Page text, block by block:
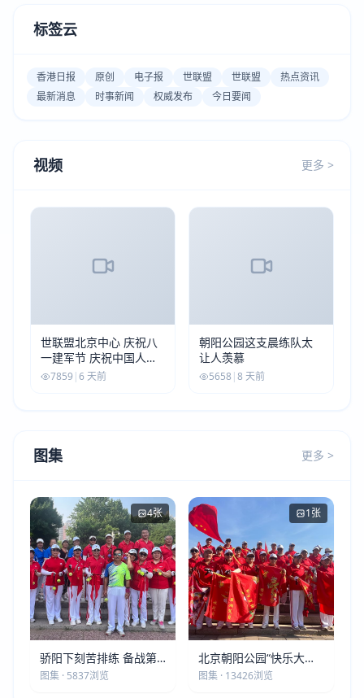
标签云
香港日报 原创 电子报 世联盟 世联盟
热点资讯
最新消息
时事新闻 权威发布 今日要闻
视频 更多 >
世联盟北京中心 庆祝八
一建军节 庆祝中国人民
解放军建军99周年
7859 |6 天前
朝阳公园这支晨练队太
让人羡慕
5658|8 天前
图集 更多 >
4张
骄阳下刻苦排练 备战第
五届莫斯科世界大健康运
图集 · 5837浏览
1张
北京朝阳公园“快乐大本
营”建党105周年庆祝活动
图集 · 13426浏览